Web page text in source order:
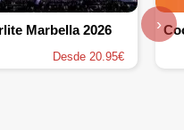
Marbella 2026
Desde 20.95€
›